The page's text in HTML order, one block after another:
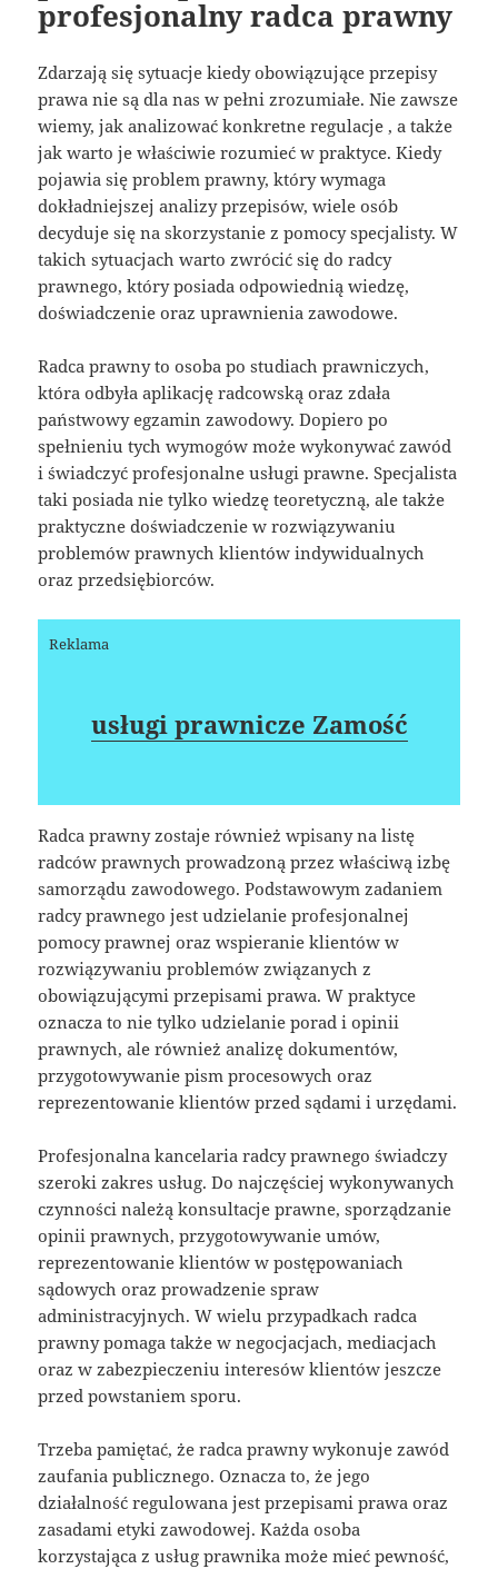
profesjonalny radca prawny
Zdarzają się sytuacje kiedy obowiązujące przepisy
prawa nie są dla nas w pełni zrozumiałe. Nie zawsze
wiemy, jak analizować konkretne regulacje , a także
jak warto je właściwie rozumieć w praktyce. Kiedy
pojawia się problem prawny, który wymaga
dokładniejszej analizy przepisów, wiele osób
decyduje się na skorzystanie z pomocy specjalisty. W
takich sytuacjach warto zwrócić się do radcy
prawnego, który posiada odpowiednią wiedzę,
doświadczenie oraz uprawnienia zawodowe.
Radca prawny to osoba po studiach prawniczych,
która odbyła aplikację radcowską oraz zdała
państwowy egzamin zawodowy. Dopiero po
spełnieniu tych wymogów może wykonywać zawód
i świadczyć profesjonalne usługi prawne. Specjalista
taki posiada nie tylko wiedzę teoretyczną, ale także
praktyczne doświadczenie w rozwiązywaniu
problemów prawnych klientów indywidualnych
oraz przedsiębiorców.
Reklama
usługi prawnicze Zamość
Radca prawny zostaje również wpisany na listę
radców prawnych prowadzoną przez właściwą izbę
samorządu zawodowego. Podstawowym zadaniem
radcy prawnego jest udzielanie profesjonalnej
pomocy prawnej oraz wspieranie klientów w
rozwiązywaniu problemów związanych z
obowiązującymi przepisami prawa. W praktyce
oznacza to nie tylko udzielanie porad i opinii
prawnych, ale również analizę dokumentów,
przygotowywanie pism procesowych oraz
reprezentowanie klientów przed sądami i urzędami.
Profesjonalna kancelaria radcy prawnego świadczy
szeroki zakres usług. Do najczęściej wykonywanych
czynności należą konsultacje prawne, sporządzanie
opinii prawnych, przygotowywanie umów,
reprezentowanie klientów w postępowaniach
sądowych oraz prowadzenie spraw
administracyjnych. W wielu przypadkach radca
prawny pomaga także w negocjacjach, mediacjach
oraz w zabezpieczeniu interesów klientów jeszcze
przed powstaniem sporu.
Trzeba pamiętać, że radca prawny wykonuje zawód
zaufania publicznego. Oznacza to, że jego
działalność regulowana jest przepisami prawa oraz
zasadami etyki zawodowej. Każda osoba
korzystająca z usług prawnika może mieć pewność,